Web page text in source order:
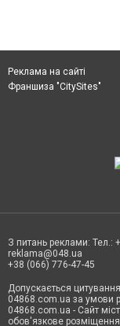
Реклама на сайті
Франшиза "CitySites"
З питань реклами: Тел.:
reklama@048.ua
+38 (066) 776-47-45
Допускається
04868.com.ua за умови
04868.com.ua - Сайт
обов'язкове